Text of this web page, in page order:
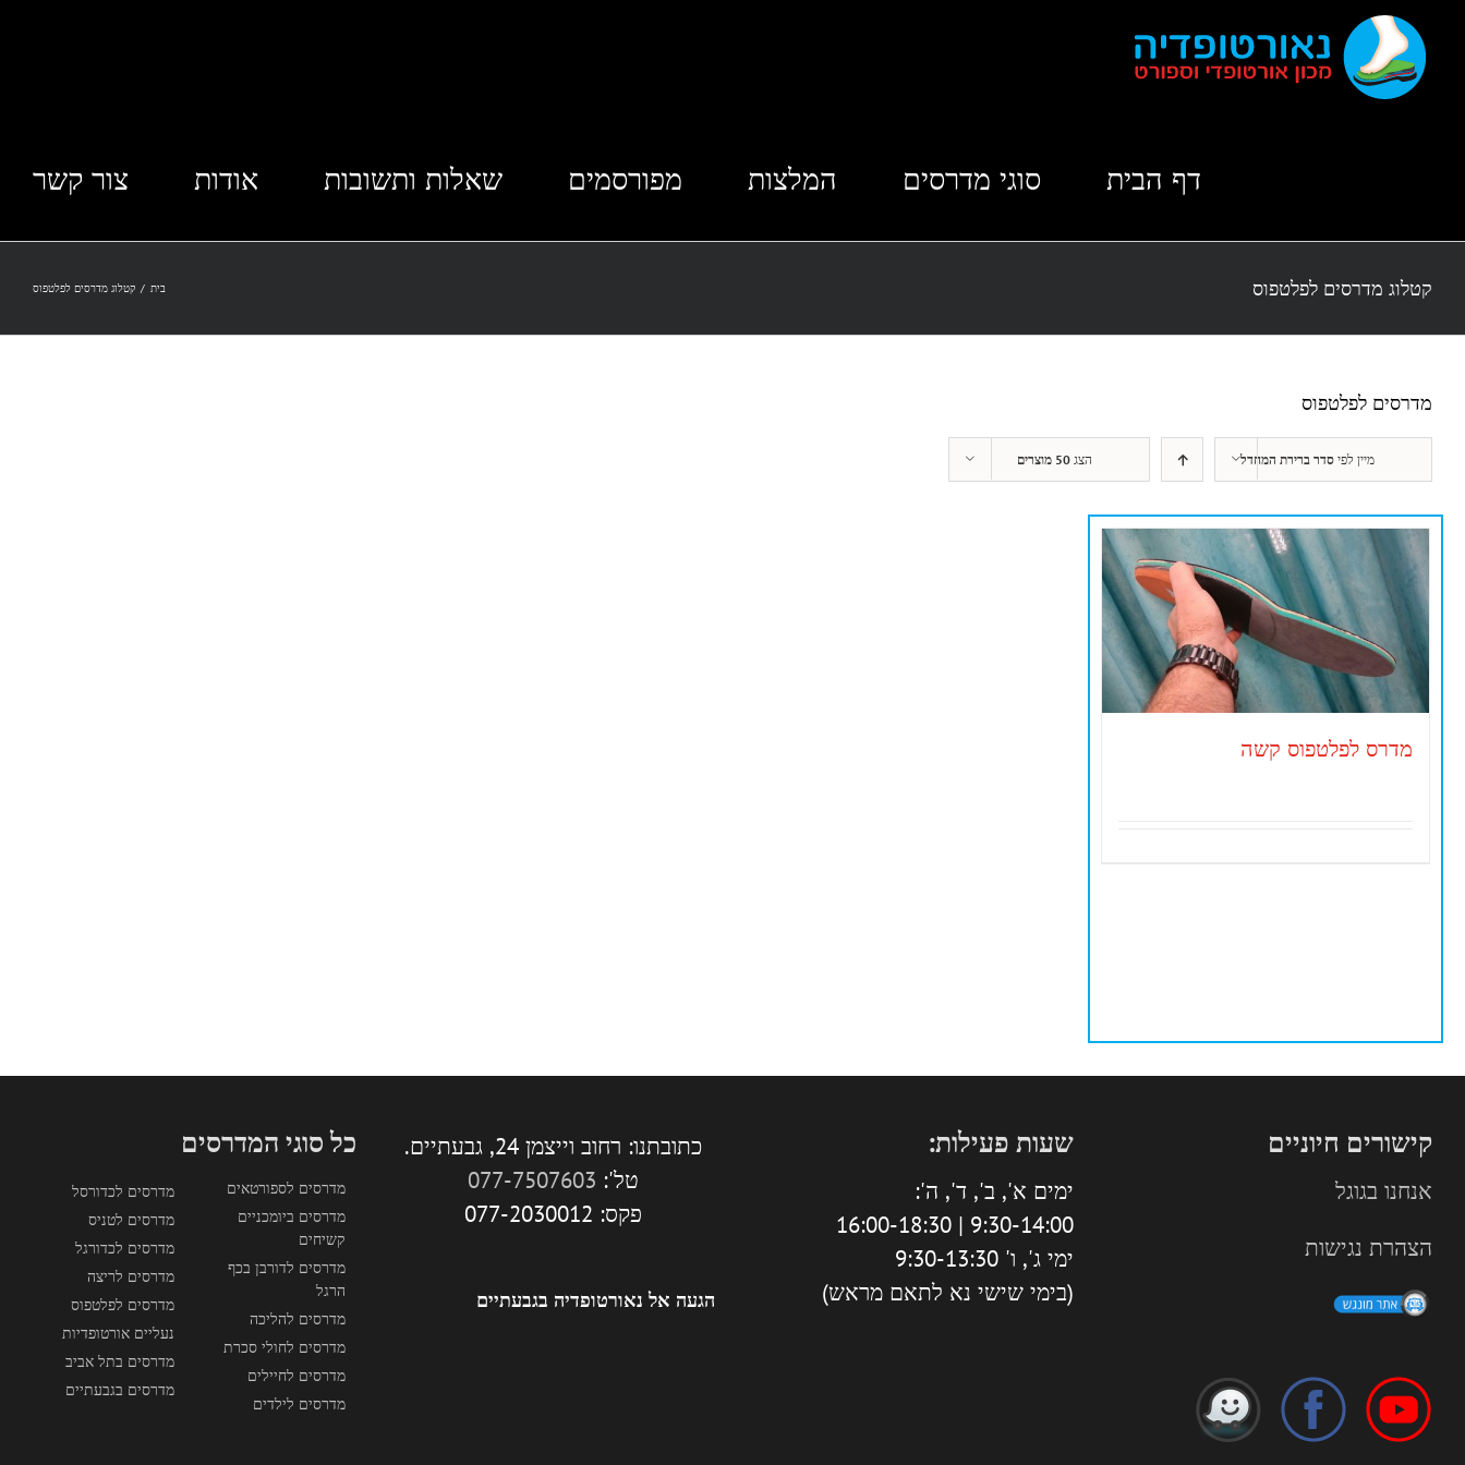
לתוכן
דף הבית סוגי מדרסים המלצות מפורסמים שאלות ותשובות אודות צור קשר
קטלוג מדרסים לפלטפוס בית / קטלוג מדרסים לפלטפוס
מדרסים לפלטפוס
מיין לפי סדר ברירת המחדל הצג 50 מוצרים
מדרס לפלטפוס קשה
קישורים חיוניים
אנחנו בגוגל
הצהרת נגישות
שעות פעילות:
ימים א', ב', ד', ה':
9:30-14:00 | 16:00-18:30
ימי ג', ו' 9:30-13:30
(בימי שישי נא לתאם מראש)
כתובתנו: רחוב וייצמן 24, גבעתיים.
טל': 077-7507603
פקס: 077-2030012
הגעה אל נאורטופדיה בגבעתיים
כל סוגי המדרסים
מדרסים לספורטאים
מדרסים ביומכניים
קשיחים
מדרסים לדורבן בכף
הרגל
מדרסים להליכה
מדרסים לחולי סכרת
מדרסים לחיילים
מדרסים לילדים
מדרסים לכדורסל
מדרסים לטניס
מדרסים לכדורגל
מדרסים לריצה
מדרסים לפלטפוס
נעליים אורטופדיות
מדרסים בתל אביב
מדרסים בגבעתיים